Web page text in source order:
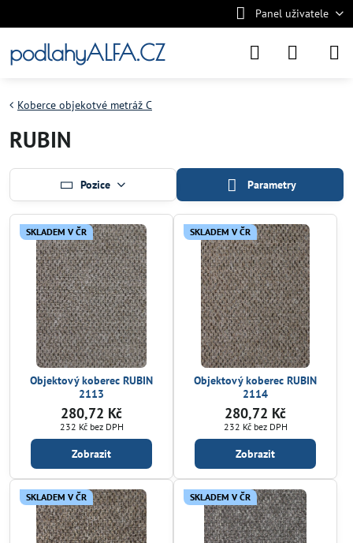
Panel uživatele
podlahyALFA.CZ
Koberce objekotvé metráž C
RUBIN
Pozice Parametry
SKLADEM V ČR
Objektový koberec RUBIN
2113
280,72 Kč
232 Kč bez DPH
Zobrazit
SKLADEM V ČR
Objektový koberec RUBIN
2114
280,72 Kč
232 Kč bez DPH
Zobrazit
SKLADEM V ČR SKLADEM V ČR